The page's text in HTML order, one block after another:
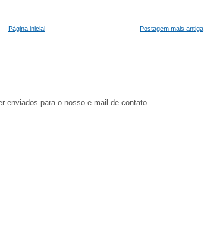
Postagem mais antiga
Página inicial
enviados para o nosso e-mail de contato.